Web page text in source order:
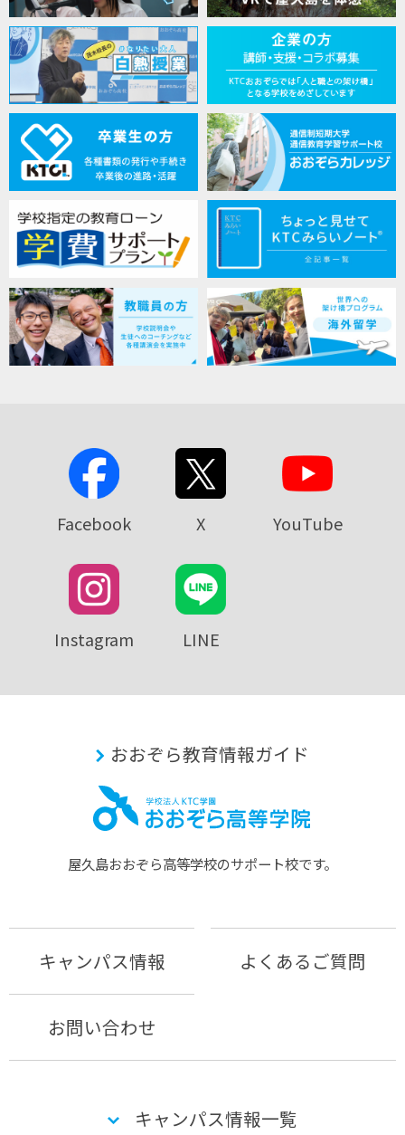
Facebook X YouTube
Instagram LINE
おおぞら教育情報ガイド
屋久島おおぞら⾼等学校のサポート校です。
キャンパス情報 よくあるご質問
お問い合わせ
キャンパス情報一覧